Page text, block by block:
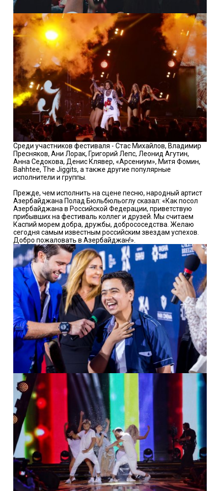
Среди участников фестиваля - Стас Михайлов, Владимир
Пресняков, Ани Лорак, Григорий Лепс, Леонид Агутин,
Анна Седокова, Денис Клявер, «Арсениум», Митя Фомин,
Bahhtee, The Jiggits, а также другие популярные
исполнители и группы.
Прежде, чем исполнить на сцене песню, народный артист
Азербайджана Полад Бюльбюльоглу сказал: «Как посол
Азербайджана в Российской Федерации, приветствую
прибывших на фестиваль коллег и друзей. Мы считаем
Каспий морем добра, дружбы, добрососедства. Желаю
сегодня самым известным российским звездам успехов.
Добро пожаловать в Азербайджан!».